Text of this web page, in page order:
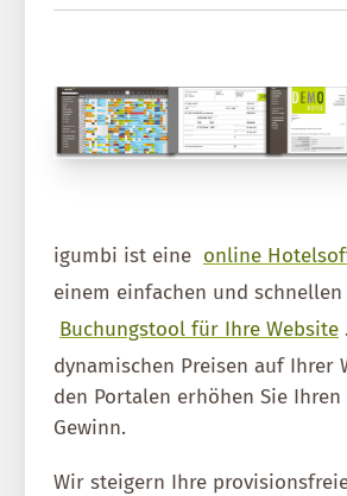
igumbi ist eine online
einem einfachen und schnellen
Buchungstool für Ihre Website
dynamischen Preisen auf Ihrer
den Portalen erhöhen Sie Ihren
Gewinn.
Wir steigern Ihre